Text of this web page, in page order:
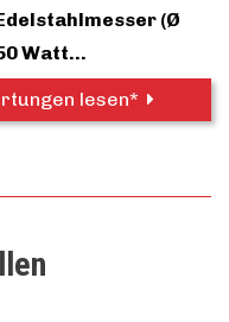
(Ø
Watt…
lesen*